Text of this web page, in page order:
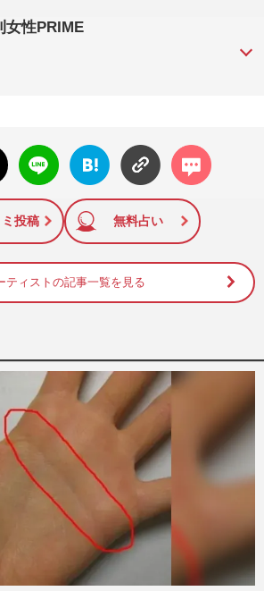
女性PRIME
た主婦と生活社が運営する日本のニュ
るほか、女性週刊誌『週刊女性』の誌
ら、インターネット利用者層にとって
記事を、WEB向けにリライトして配信
LINE
はてな
ブック
に追加
コメン
ト
投稿 無料占い
ティストの記事一覧を見る